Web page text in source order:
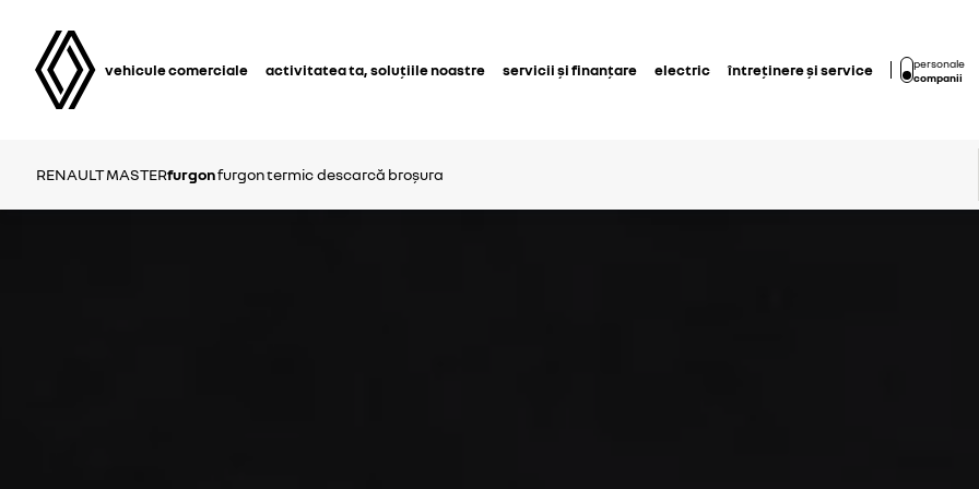
vehicule comerciale activitatea ta, soluțiile noastre servicii și finanțare electric întreținere și service
personale
companii
RENAULT MASTERfurgonfurgon termic descarcă broșura